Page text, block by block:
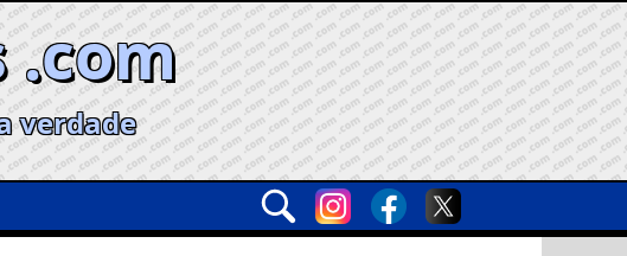
.com
verdade